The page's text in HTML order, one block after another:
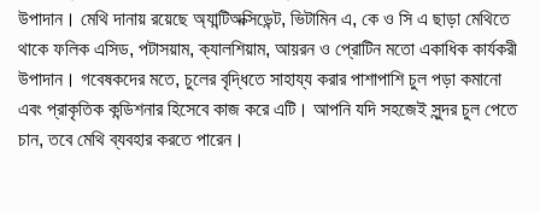
উপাদান। মেথি দানায় রয়েছে অ্যান্টিঅক্সিডেন্ট, ভিটামিন এ, কে ও সি এ ছাড়া মেথিতে
থাকে ফলিক এসিড, পটাসয়াম, ক্যালশিয়াম, আয়রন ও প্রোটিন মতো একাধিক কার্যকরী
উপাদান। গবেষকদের মতে, চুলের বৃদ্ধিতে সাহায্য করার পাশাপাশি চুল পড়া কমানো
এবং প্রাকৃতিক কন্ডিশনার হিসেবে কাজ করে এটি। আপনি যদি সহজেই সুন্দর চুল পেতে
চান, তবে মেথি ব্যবহার করতে পারেন।